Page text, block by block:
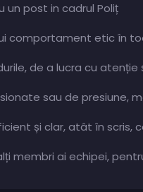
un post in cadrul Poliț
comportament etic în
de a lucra cu
sau de presiune,
și clar, atât în scris,
membri ai echipei,